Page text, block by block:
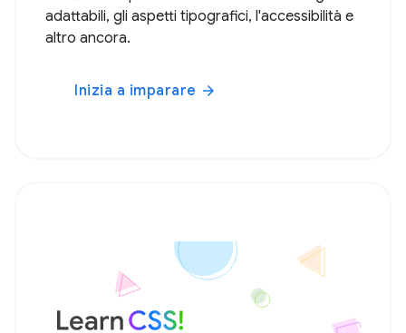
adattabili, gli aspetti tipografici, l'accessibilità e
altro ancora.
Inizia a imparare arrow_forward